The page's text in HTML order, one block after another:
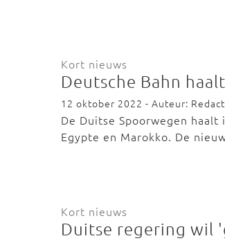
Kort nieuws
Deutsche Bahn
12 oktober 2022 - Auteur:
De Duitse Spoorwegen
Egypte en Marokko. De
Kort nieuws
Duitse regering wil